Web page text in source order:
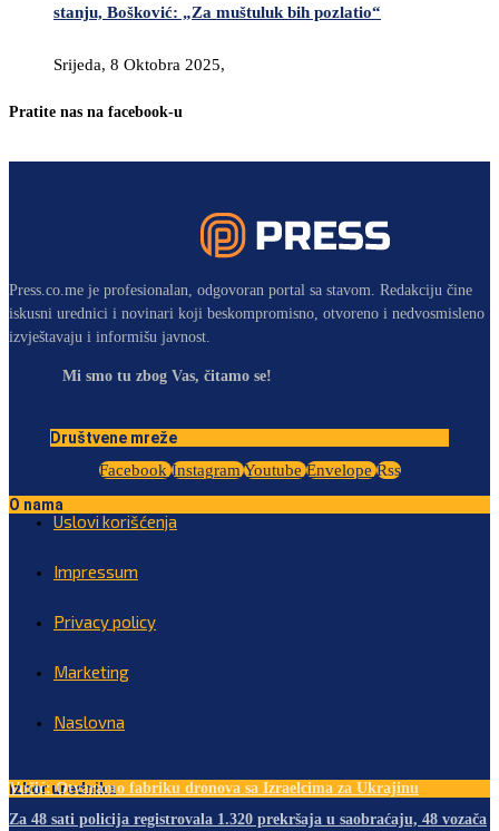
stanju, Bošković: „Za muštuluk bih pozlatio“
Srijeda, 8 Oktobra 2025,
Pratite nas na facebook-u
Press.co.me je profesionalan, odgovoran portal sa stavom. Redakciju čine
iskusni urednici i novinari koji beskompromisno, otvoreno i nedvosmisleno
izvještavaju i informišu javnost.
Mi smo tu zbog Vas, čitamo se!
Društvene mreže
Facebook Instagram Youtube Envelope Rss
O nama
Uslovi korišćenja
Impressum
Privacy policy
Marketing
Naslovna
Izbor urednika
Vučić: Otvaramo fabriku dronova sa Izraelcima za Ukrajinu
Za 48 sati policija registrovala 1.320 prekršaja u saobraćaju, 48 vozača